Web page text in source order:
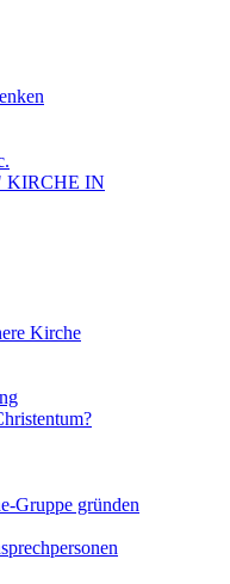
KIRCHE IN
Kirche
Gruppe gründen